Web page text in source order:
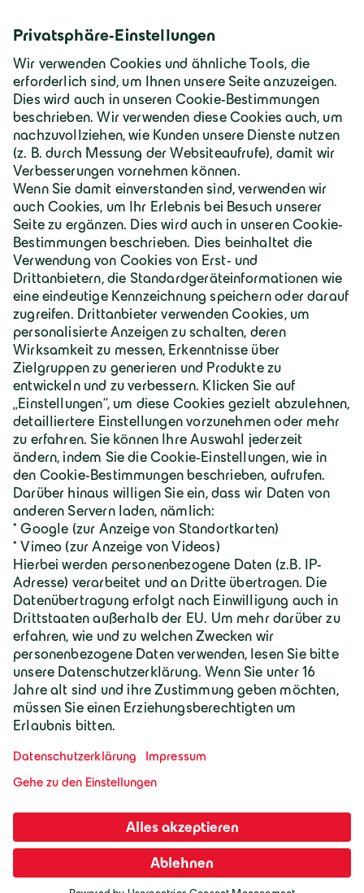
Weitere Informationen:
Zum Ökokonto
Deutschland | Deutsch
Geiger Gruppe
Über Geiger
Karriere
Geiger Gruppe
Wilhelm-Geiger-Straße 1
87561 Oberstdorf
+49 8322 18 0
info@geigergruppe.de
Impressum
Datenschutz
Cookie-Einstellungen
Darf ich mich vorstellen, ich bin der
Fragen und Anliegen.